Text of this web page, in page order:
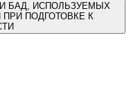
БАД, ИСПОЛЬЗУЕМЫХ
ПОДГОТОВКЕ К